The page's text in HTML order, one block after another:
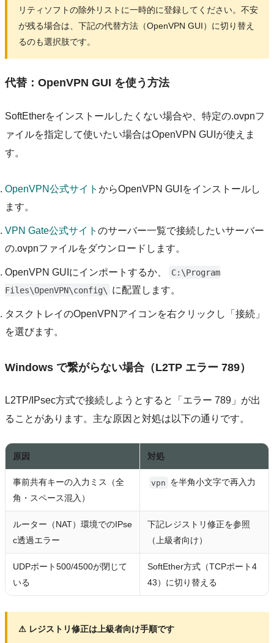
リティソフトの除外リストに一時的に登録してください。不安
が残る場合は、下記の代替方法（OpenVPN GUI）に切り替え
るのも選択肢です。
代替：OpenVPN GUI を使う方法
SoftEtherをインストールしたくない場合や、特定の.ovpnフ
ァイルを指定して使いたい場合はOpenVPN GUIが使えま
す。
OpenVPN公式サイト からOpenVPN GUIをインストールし
ます。
VPN Gate公式サイト のサーバー一覧で接続したいサーバー
の.ovpnファイルをダウンロードします。
OpenVPN GUIにインポートするか、
C:\Program
Files\OpenVPN\config\
に配置します。
タスクトレイのOpenVPNアイコンを右クリックし「接続」
を選びます。
Windows で繋がらない場合（L2TP エラー 789）
L2TP/IPsec方式で接続しようとすると「エラー 789」が出
ることがあります。主な原因と対処は以下の通りです。
原因 対処
事前共有キーの入力ミス（全
角・スペース混入）
vpn を半角小文字で再入力
ルーター（NAT）環境でのIPse
c透過エラー
下記レジストリ修正を参照
（上級者向け）
UDPポート500/4500が閉じて
いる
SoftEther方式（TCPポート4
43）に切り替える
⚠ レジストリ修正は上級者向け手順です